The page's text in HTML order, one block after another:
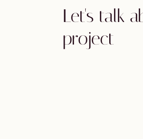
Let's talk
project